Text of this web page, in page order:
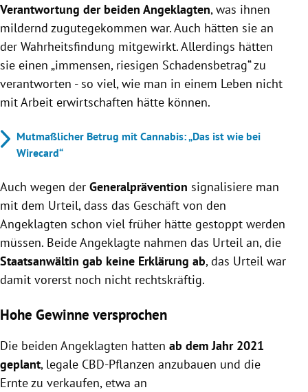
Verantwortung der beiden Angeklagten, was ihnen
mildernd zugutegekommen war. Auch hätten sie an
der Wahrheitsfindung mitgewirkt. Allerdings hätten
sie einen „immensen, riesigen Schadensbetrag“ zu
verantworten - so viel, wie man in einem Leben nicht
mit Arbeit erwirtschaften hätte können.
Mutmaßlicher Betrug mit Cannabis: „Das ist wie bei
Wirecard“
Auch wegen der Generalprävention signalisiere man
mit dem Urteil, dass das Geschäft von den
Angeklagten schon viel früher hätte gestoppt werden
müssen. Beide Angeklagte nahmen das Urteil an, die
Staatsanwältin gab keine Erklärung ab, das Urteil war
damit vorerst noch nicht rechtskräftig.
Hohe Gewinne versprochen
Die beiden Angeklagten hatten ab dem Jahr 2021
geplant, legale CBD-Pflanzen anzubauen und die
Ernte zu verkaufen, etwa an